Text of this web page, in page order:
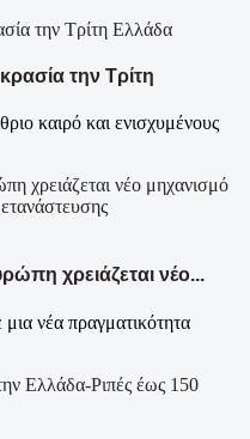
Ελλάδα
την Τρίτη
καιρό και ενισχυμένους
χρειάζεται νέο...
νέα πραγματικότητα